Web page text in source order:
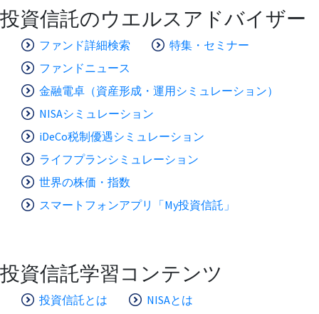
投資信託のウエルスアドバイザー
ファンド詳細検索
特集・セミナー
ファンドニュース
金融電卓（資産形成・運用シミュレーション）
NISAシミュレーション
iDeCo税制優遇シミュレーション
ライフプランシミュレーション
世界の株価・指数
スマートフォンアプリ「My投資信託」
投資信託学習コンテンツ
投資信託とは NISAとは